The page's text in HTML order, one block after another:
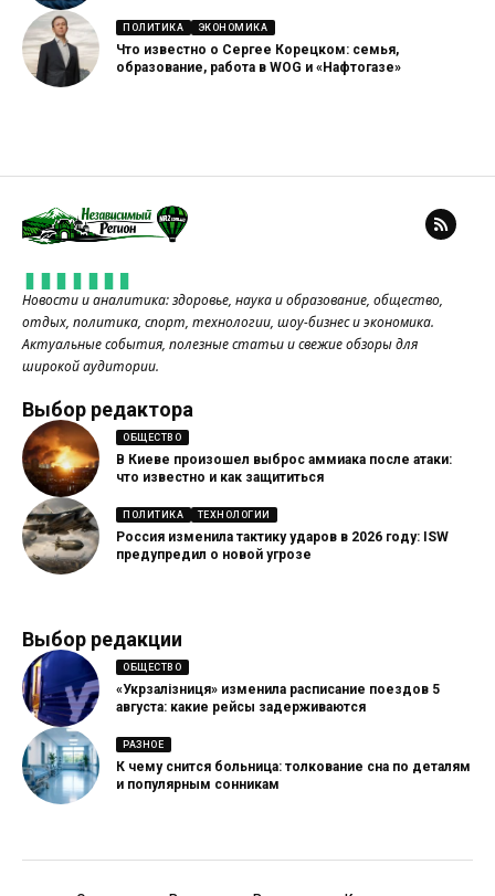
ПОЛИТИКА ЭКОНОМИКА
Что известно о Сергее Корецком: семья,
образование, работа в WOG и «Нафтогазе»
Новости и аналитика: здоровье, наука и образование, общество,
отдых, политика, спорт, технологии, шоу-бизнес и экономика.
Актуальные события, полезные статьи и свежие обзоры для
широкой аудитории.
Выбор редактора
ОБЩЕСТВО
В Киеве произошел выброс аммиака после атаки:
что известно и как защититься
ПОЛИТИКА ТЕХНОЛОГИИ
Россия изменила тактику ударов в 2026 году: ISW
предупредил о новой угрозе
Выбор редакции
ОБЩЕСТВО
«Укрзалізниця» изменила расписание поездов 5
августа: какие рейсы задерживаются
РАЗНОЕ
К чему снится больница: толкование сна по деталям
и популярным сонникам